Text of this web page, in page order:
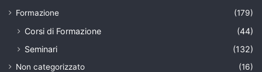
Formazione
(179)
Corsi di Formazione
(44)
Seminari
(132)
Non categorizzato (16)